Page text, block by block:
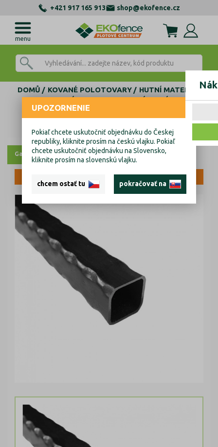
+421 917 165 913 shop@ekofence.cz
menu
DOMŮ KOVANÉ POLOTOVARY
HUTNÍ MATERIÁL
DUTÝ PROFIL
ZDOBENÝ DUTÝ
Zdobený jekl 60x60x2,5 L3000mm
Zdobený jekl 60x60x2,5 L3000mm
Galerie
VÝPRODEJ
UPOZORNENIE
Pokiaľ chcete uskutočniť objednávku do Českej
republiky, kliknite prosím na českú vlajku. Pokiaľ
chcete uskutočniť objednávku na Slovensko,
kliknite prosím na slovenskú vlajku.
chcem ostať tu pokračovať na